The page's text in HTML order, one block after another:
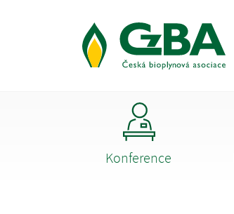
Konference